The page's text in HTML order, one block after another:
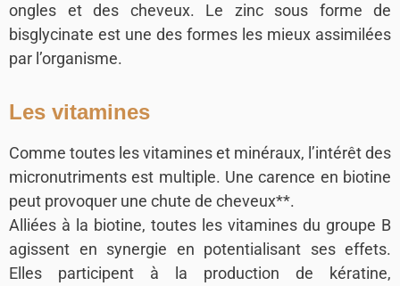
ongles et des cheveux. Le zinc sous forme de
bisglycinate est une des formes les mieux assimilées
par l’organisme.
Les vitamines
Comme toutes les vitamines et minéraux, l’intérêt des
micronutriments est multiple. Une carence en biotine
peut provoquer une chute de cheveux**.
Alliées à la biotine, toutes les vitamines du groupe B
agissent en synergie en potentialisant ses effets.
Elles participent à la production de kératine,